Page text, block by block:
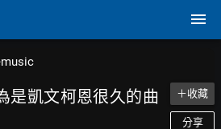
是凱文柯恩很久的曲
＋收藏
分享